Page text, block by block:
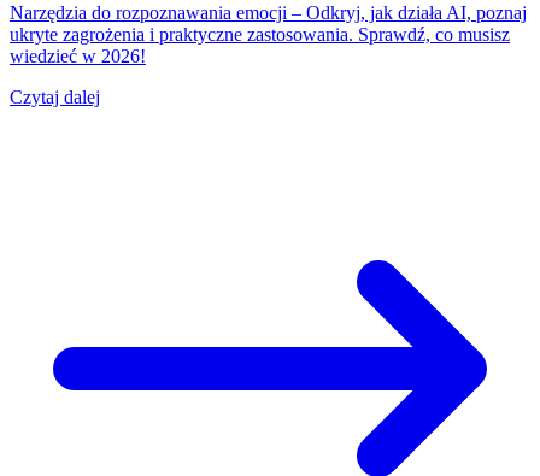
Narzędzia do rozpoznawania emocji – Odkryj, jak działa AI, poznaj
ukryte zagrożenia i praktyczne zastosowania. Sprawdź, co musisz
wiedzieć w 2026!
Czytaj dalej